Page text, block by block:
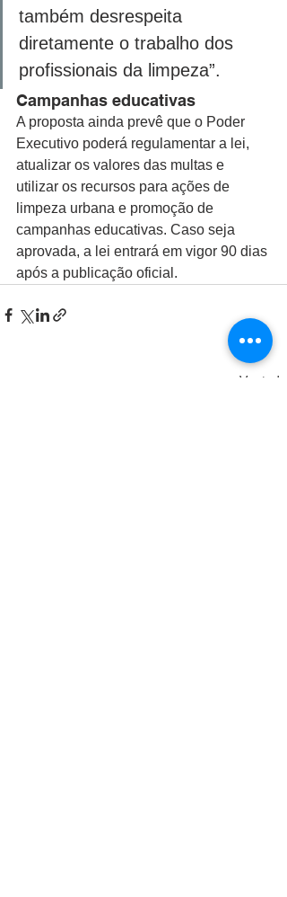
também desrespeita
diretamente o trabalho dos
profissionais da limpeza”.
Campanhas educativas
A proposta ainda prevê que o Poder
Executivo poderá regulamentar a lei,
atualizar os valores das multas e
utilizar os recursos para ações de
limpeza urbana e promoção de
campanhas educativas. Caso seja
aprovada, a lei entrará em vigor 90 dias
após a publicação oficial.
Ver tudo